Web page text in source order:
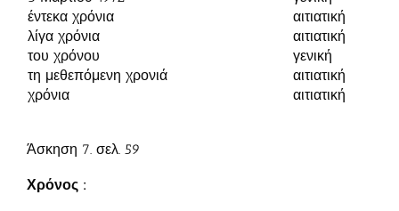
έντεκα χρόνια
αιτιατική
λίγα χρόνια
αιτιατική
του χρόνου
γενική
τη μεθεπόμενη χρονιά
αιτιατική
χρόνια
αιτιατική
Άσκηση 7. σελ. 59
Χρόνος :